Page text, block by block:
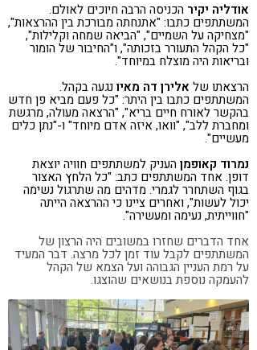
אודליה יקיר הכניסה הרבה חיוכים לאולם.
המשתתפים כתבו: "אתנחתה מבורכת בין ההרצאות",
"מצחיקה על השמיים", "הביאה שמחה וקלילות",
"כל הקהל התעורר בזכותה", ו"החיבור של הומור
ובריאות היה מוצלח במיוחד".
הרצאתו של אלירן דה מאיונגעה בקהל.
המשתתפים כתבו בין היתר: "כל פעם מביא פן חדש
בהקשר לאורח חיים בריא", "הרצאה מעולה, מרגשת
ומחברת ללב", "וואו, איזה אדם מיוחד" ו-"נתן כלים
מעשיים".
נמרוד קאופמן העניק למשתתפים חוויה יוצאת
דופן. אחד המשתתפים כתב: "כל הלחץ האצור
בגוף השתחרר לגמרי. מדהים מה שתרגול נשימה
יכול לעשות", ואחרים ציינו כי ההרצאה הייתה
"חווייתית, נעימה ומעשירה".
אחד הדברים שחזרו במשובים היה הרצון של
המשתתפים לקבל עוד זמן לכל מרצה. דבר המעיד
על רמת העניין הגבוהה ועל הצמא של הקהל
להעמקה נוספת בנושאים שהוצגו.